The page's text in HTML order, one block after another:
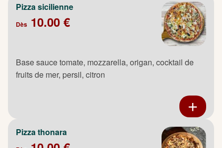
Pizza sicilienne
Dès 10.00 €
Base sauce tomate, mozzarella, origan, cocktail de
fruits de mer, persil, citron
Pizza thonara